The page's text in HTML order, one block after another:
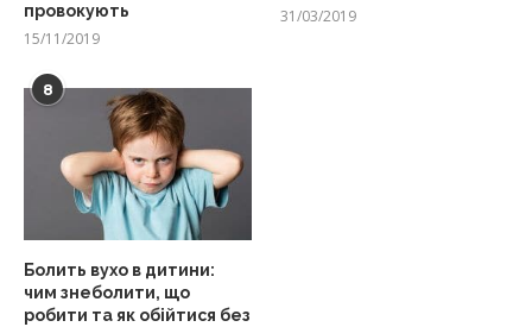
провокують
15/11/2019
31/03/2019
8
Болить вухо в дитини:
чим знеболити, що
робити та як обійтися без